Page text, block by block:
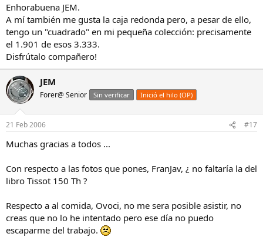
Enhorabuena JEM.
A mí también me gusta la caja redonda pero, a pesar de ello,
tengo un "cuadrado" en mi pequeña colección: precisamente
el 1.901 de esos 3.333.
Disfrútalo compañero!
JEM
Forer@ Senior Sin verificar Inició el hilo (OP)
21 Feb 2006 #17
Muchas gracias a todos ...
Con respecto a las fotos que pones, FranJav, ¿ no faltaría la del
libro Tissot 150 Th ?
Respecto a al comida, Ovoci, no me sera posible asistir, no
creas que no lo he intentado pero ese día no puedo
escaparme del trabajo.